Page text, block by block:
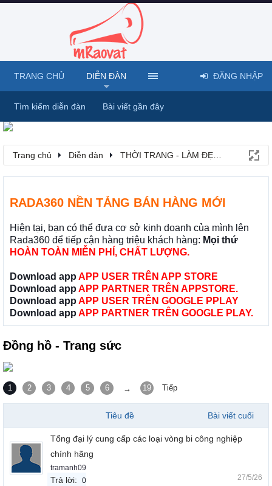
Trang chủ Diễn đàn THỜI TRANG - LÀM ĐẸP - MỸ PHẨM
RADA360 NỀN TẢNG BÁN HÀNG MỚI
Hiện tại, bạn có thể đưa cơ sở kinh doanh của mình lên
Rada360 để tiếp cận hàng triệu khách hàng: Mọi thứ
HOÀN TOÀN MIỄN PHÍ, CHẤT LƯỢNG.
Download app APP USER TRÊN APP STORE
Download app APP PARTNER TRÊN APPSTORE.
Download app APP USER TRÊN GOOGLE PPLAY
Download app APP PARTNER TRÊN GOOGLE PLAY.
Đồng hồ - Trang sức
1 2 3 4 5 6 → 19 Tiếp
Tiêu đề Bài viết cuối
Tổng đại lý cung cấp các loại vòng bi công nghiệp
chính hãng
tramanh09
Trả lời: 0 27/5/26
TRANG CHỦ DIỄN ĐÀN
Tìm kiếm diễn đàn Bài viết gần đây
ĐĂNG NHẬP